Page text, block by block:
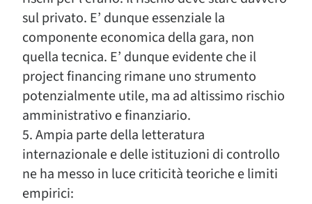
sul privato. E’ dunque essenziale la
componente economica della gara, non
quella tecnica. E’ dunque evidente che il
project financing rimane uno strumento
potenzialmente utile, ma ad altissimo rischio
amministrativo e finanziario.
5. Ampia parte della letteratura
internazionale e delle istituzioni di controllo
ne ha messo in luce criticità teoriche e limiti
empirici: